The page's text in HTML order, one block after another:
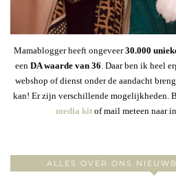
Mamablogger heeft ongeveer30.000
een DA waarde van 36. Daar ben ik heel
webshop of dienst onder de aandacht
kan! Er zijn verschillende mogelijkheden.
media kitof mail meteen naar
ALLES OVER ONS